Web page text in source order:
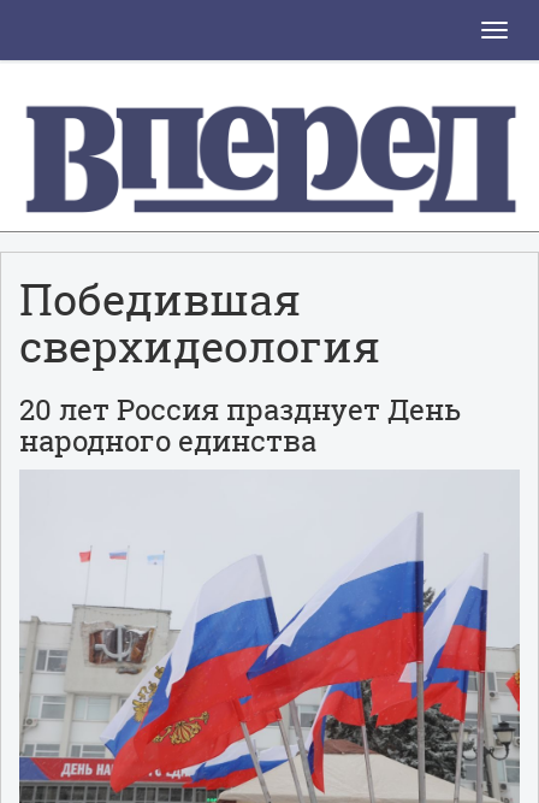
Toggle
Победившая
сверхидеология
20 лет Россия празднует День
народного единства